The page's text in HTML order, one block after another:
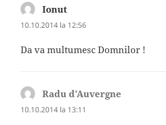
Ionut
10.10.2014 la 12:56
Da va multumesc Domnilor !
Radu d'Auvergne
10.10.2014 la 13:11